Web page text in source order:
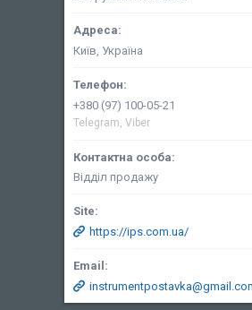
Київ, Україна
+380 (97) 100-05-21
Telegram, Viber
Відділ продажу
https://ips.com.ua/